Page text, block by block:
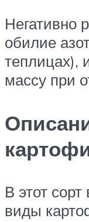
Негативно
обилие
теплицах),
массу при
В этот
виды